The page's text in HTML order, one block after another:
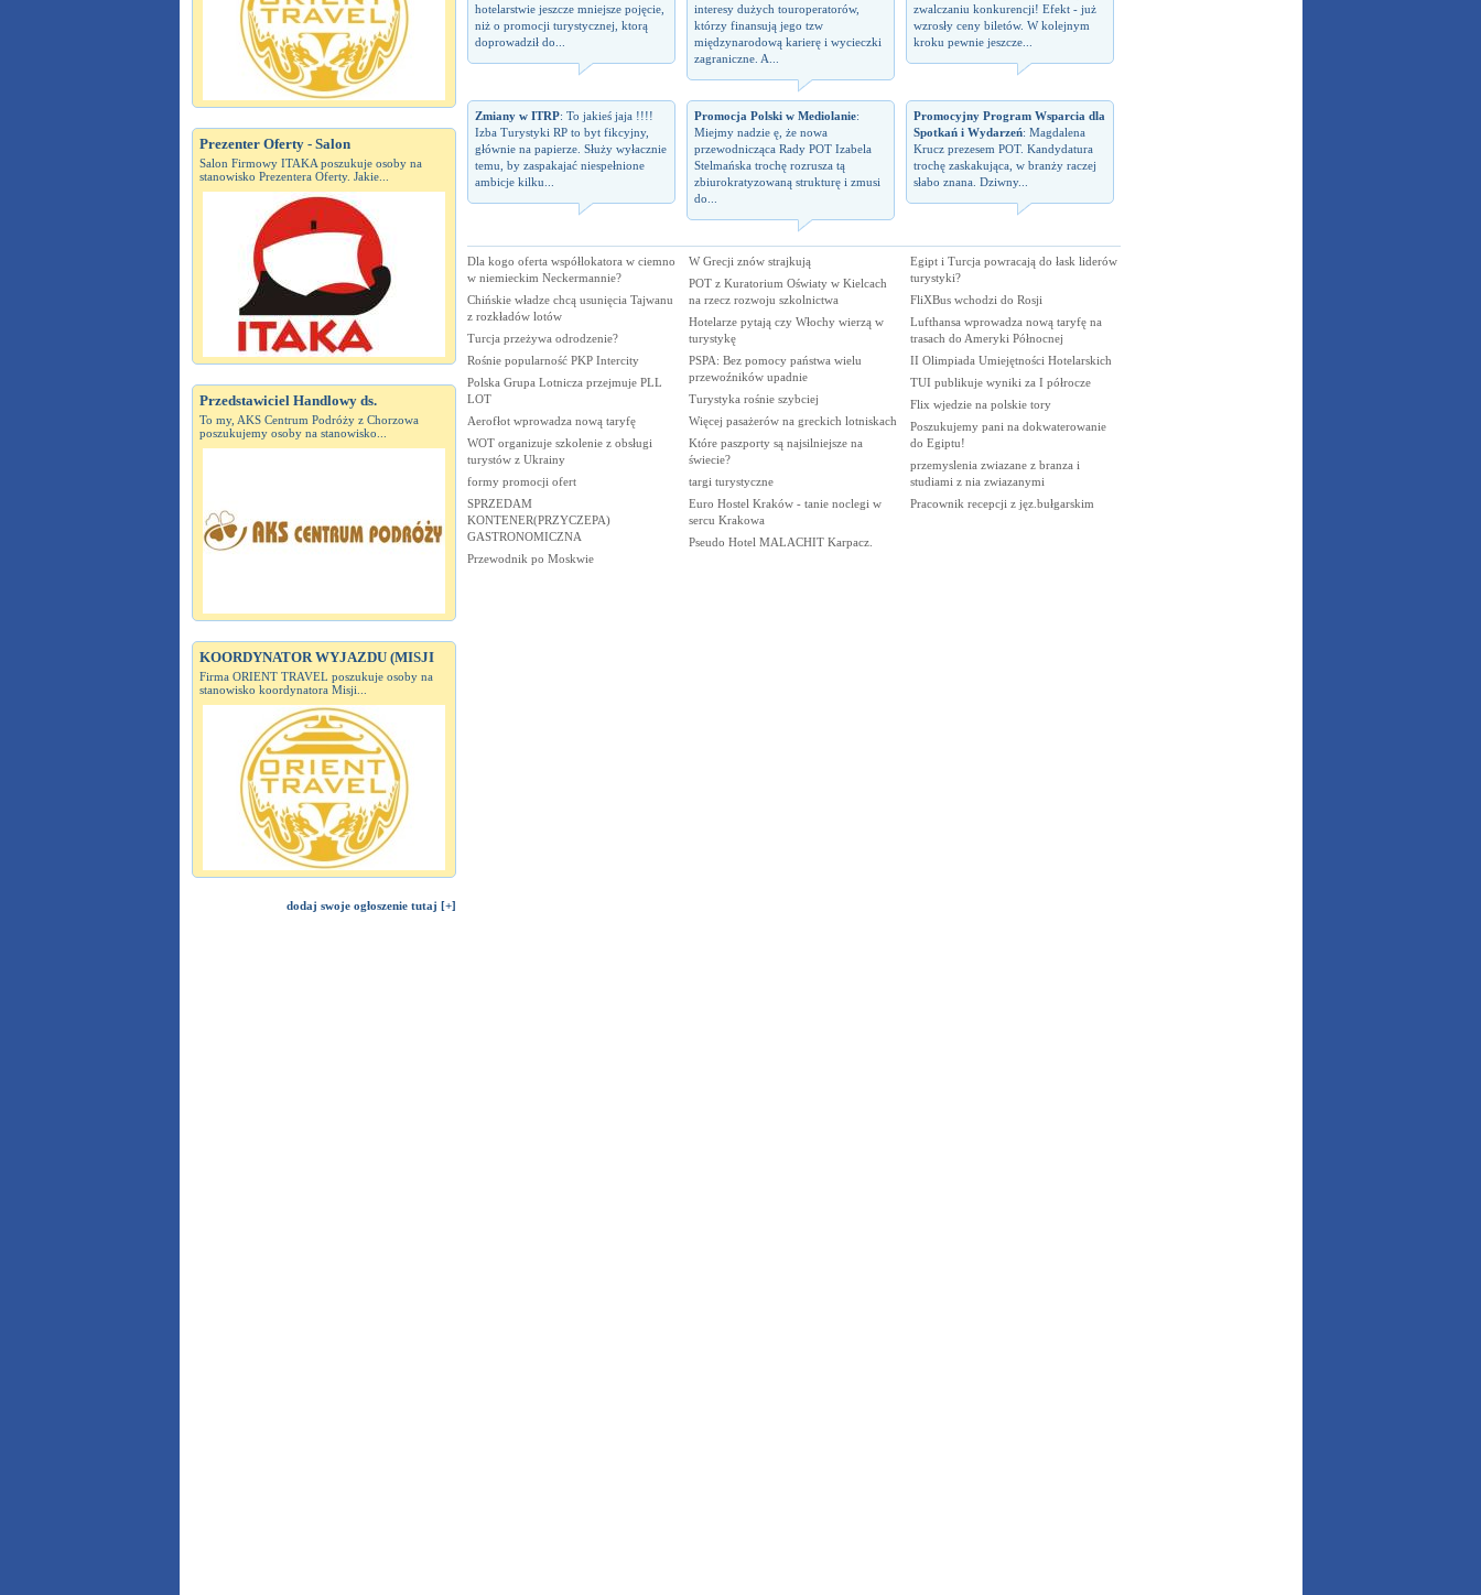
Prezenter Oferty - Salon
Salon Firmowy ITAKA poszukuje osoby na
stanowisko Prezentera Oferty. Jakie...
Przedstawiciel Handlowy ds.
To my, AKS Centrum Podróży z Chorzowa
poszukujemy osoby na stanowisko...
KOORDYNATOR WYJAZDU (MISJI
Firma ORIENT TRAVEL poszukuje osoby na
stanowisko koordynatora Misji...
dodaj swoje ogłoszenie tutaj [+]
hotelarstwie jeszcze mniejsze pojęcie,
niż o promocji turystycznej, ktorą
doprowadził do...
interesy dużych touroperatorów,
którzy finansują jego tzw
międzynarodową karierę i wycieczki
zagraniczne. A...
zwalczaniu konkurencji! Efekt - już
wzrosły ceny biletów. W kolejnym
kroku pewnie jeszcze...
Zmiany w ITRP: To jakieś jaja !!!!
Izba Turystyki RP to byt fikcyjny,
głównie na papierze. Służy wyłacznie
temu, by zaspakajać niespełnione
ambicje kilku...
Promocja Polski w Mediolanie:
Miejmy nadzie ę, że nowa
przewodnicząca Rady POT Izabela
Stelmańska trochę rozrusza tą
zbiurokratyzowaną strukturę i zmusi
do...
Promocyjny Program Wsparcia dla
Spotkań i Wydarzeń: Magdalena
Krucz prezesem POT. Kandydatura
trochę zaskakująca, w branży raczej
słabo znana. Dziwny...
Dla kogo oferta współlokatora w ciemno
w niemieckim Neckermannie?
Chińskie władze chcą usunięcia Tajwanu
z rozkładów lotów
Turcja przeżywa odrodzenie?
Rośnie popularność PKP Intercity
Polska Grupa Lotnicza przejmuje PLL
LOT
Aerofłot wprowadza nową taryfę
WOT organizuje szkolenie z obsługi
turystów z Ukrainy
formy promocji ofert
SPRZEDAM
KONTENER(PRZYCZEPA)
GASTRONOMICZNA
Przewodnik po Moskwie
W Grecji znów strajkują
POT z Kuratorium Oświaty w Kielcach
na rzecz rozwoju szkolnictwa
Hotelarze pytają czy Włochy wierzą w
turystykę
PSPA: Bez pomocy państwa wielu
przewoźników upadnie
Turystyka rośnie szybciej
Więcej pasażerów na greckich lotniskach
Które paszporty są najsilniejsze na
świecie?
targi turystyczne
Euro Hostel Kraków - tanie noclegi w
sercu Krakowa
Pseudo Hotel MALACHIT Karpacz.
Egipt i Turcja powracają do łask liderów
turystyki?
FliXBus wchodzi do Rosji
Lufthansa wprowadza nową taryfę na
trasach do Ameryki Północnej
II Olimpiada Umiejętności Hotelarskich
TUI publikuje wyniki za I półrocze
Flix wjedzie na polskie tory
Poszukujemy pani na dokwaterowanie
do Egiptu!
przemyslenia zwiazane z branza i
studiami z nia zwiazanymi
Pracownik recepcji z jęz.bułgarskim